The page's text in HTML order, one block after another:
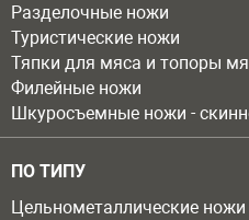
Разделочные ножи
Туристические ножи
Тяпки для мяса и топоры
Филейные ножи
Шкуросъемные ножи -
ПО ТИПУ
Цельнометаллические ножи